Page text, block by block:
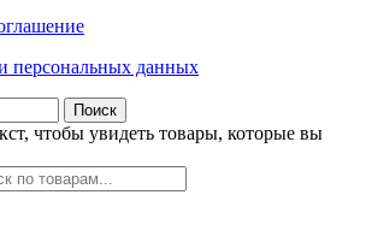
персональных данных
Поиск
чтобы увидеть товары, которые вы